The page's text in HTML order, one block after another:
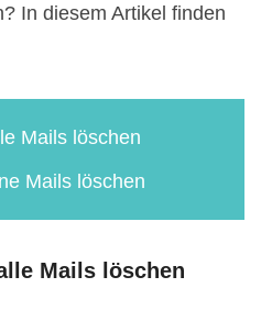
In diesem Artikel finden
Mails löschen
Mails löschen
Mails löschen